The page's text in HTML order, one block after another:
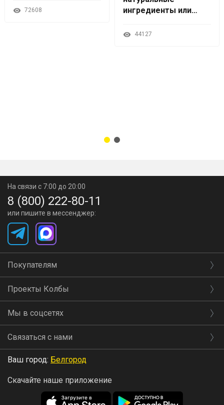
72608
ингредиенты или
специй?
44127
На связи с 7:00 до 20:00
8 (800) 222-80-11
или пишите в мессенджер:
Покупателям
Проекты Колбы
Мы в соцсетях
Связаться с нами
Ваш город: Белгород
Скачайте наше приложение